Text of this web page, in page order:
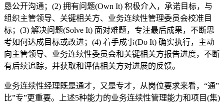
恳公开沟通；(2) 拥有问题(Own It) 积极介入，承诺目标，与
组织主管领导、关键相关方、业务连续性管理委员会校准目
标；(3) 解决问题(Solve It) 面对难题，专注最后成果，不断思
考如何达成目标或改进；(4) 着手成事(Do It) 确实执行，主动
向主管领导、业务连续性委员会和关键相关方报告进度，不断
有后续追踪，并获取和评估相关方对进展的反馈。
业务连续性经理既是通才，又是专才，从岗位要求来看，“通”
比”专”更重要。上述5种能力的业务连续性管理能力和项目(集)